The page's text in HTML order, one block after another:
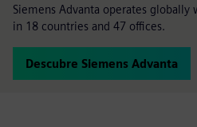
Siemens Advanta operates
in 18 countries and 47 offices.
Descubre Siemens Advanta